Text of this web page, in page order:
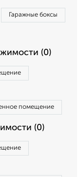
Гаражные боксы
(0)
помещение
(0)